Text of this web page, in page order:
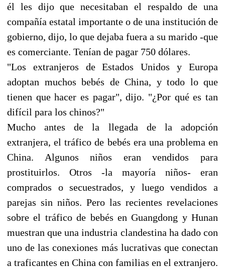
él les dijo que necesitaban el respaldo de una
compañía estatal importante o de una institución de
gobierno, dijo, lo que dejaba fuera a su marido -que
es comerciante. Tenían de pagar 750 dólares.
"Los extranjeros de Estados Unidos y Europa
adoptan muchos bebés de China, y todo lo que
tienen que hacer es pagar", dijo. "¿Por qué es tan
difícil para los chinos?"
Mucho antes de la llegada de la adopción
extranjera, el tráfico de bebés era una problema en
China. Algunos niños eran vendidos para
prostituirlos. Otros -la mayoría niños- eran
comprados o secuestrados, y luego vendidos a
parejas sin niños. Pero las recientes revelaciones
sobre el tráfico de bebés en Guangdong y Hunan
muestran que una industria clandestina ha dado con
uno de las conexiones más lucrativas que conectan
a traficantes en China con familias en el extranjero.